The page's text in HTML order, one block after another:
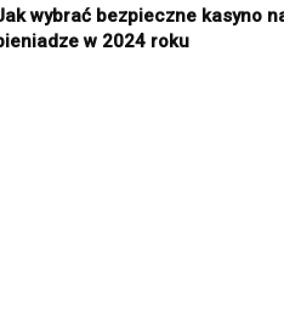
wybrać bezpieczne kasyno
w 2024 roku